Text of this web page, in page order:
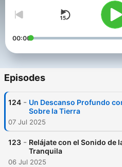
00:00
Episodes
124 - Un Descanso Profundo
Sobre la Tierra
07 Jul 2025
123 - Relájate con el Sonido de
Tranquila
06 Jul 2025